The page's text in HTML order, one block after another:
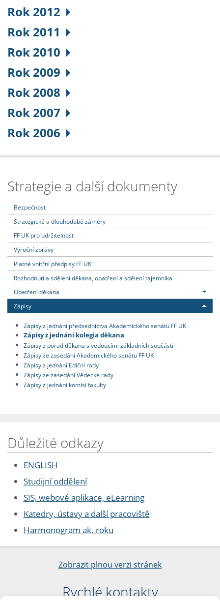
Rok 2012
Rok 2011
Rok 2010
Rok 2009
Rok 2008
Rok 2007
Rok 2006
Strategie a další dokumenty
Bezpečnost
Strategické a dlouhodobé záměry
FF UK pro udržitelnost
Výroční zprávy
Platné vnitřní předpisy FF UK
Rozhodnutí a sdělení děkana, opatření a sdělení tajemníka
Opatření děkana
Zápisy
Zápisy z jednání předsednictva Akademického senátu FF UK
Zápisy z jednání kolegia děkana
Zápisy z porad děkana s vedoucími základních součástí
Zápisy ze zasedání Akademického senátu FF UK
Zápisy z jednání Ediční rady
Zápisy ze zasedání Vědecké rady
Zápisy z jednání komisí fakulty
Důležité odkazy
ENGLISH
Studijní oddělení
SIS, webové aplikace, eLearning
Katedry, ústavy a další pracoviště
Harmonogram ak. roku
Zobrazit plnou verzi stránek
Rychlé kontakty